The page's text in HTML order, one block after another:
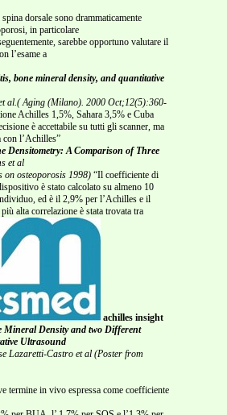
dorsale sono drammaticamente
in particolare
sarebbe opportuno valutare il
l’esame a
bone mineral density, and quantitative
al.( Aging (Milano). 2000 Oct;12(5):360-
Achilles 1,5%, Sahara 3,5% e Cuba
è accettabile su tutti gli scanner, ma
con l’Achilles”
Densitometry: A Comparison of Three
et al
on osteoporosis 1998) “Il coefficiente di
è stato calcolato su almeno 10
ed è il 2,9% per l’Achilles e il
alta correlazione è stata trovata tra
achilles insight
Mineral Density and two Different
Ultrasound
Lazaretti-Castro et al (Poster from
termine in vivo espressa come coefficiente